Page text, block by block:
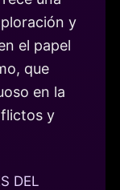
y
el papel
que
en la
y
DEL